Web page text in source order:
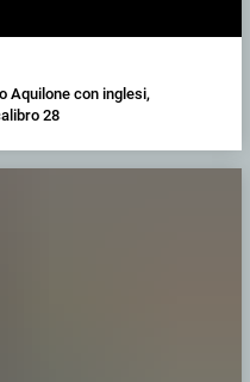
Aquilone con inglesi,
28